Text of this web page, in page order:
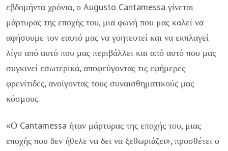
εβδομήντα χρόνια, ο Augusto Cantamessa γίνεται
μάρτυρας της εποχής του, μια φωνή που μας καλεί να
αφήσουμε τον εαυτό μας να γοητευτεί και να εκπλαγεί
λίγο από αυτό που μας περιβάλλει και από αυτό που μας
συγκινεί εσωτερικά, αποφεύγοντας τις εφήμερες
φρενίτιδες, ανοίγοντας τους συναισθηματικούς μας
κόσμους.
«Ο Cantamessa ήταν μάρτυρας της εποχής του, μιας
εποχής που δεν ήθελε να δει να ξεθωριάζει», προσθέτει ο